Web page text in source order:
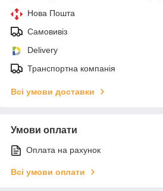
Нова Пошта
Самовивіз
Delivery
Транспортна компанія
Всі умови доставки
Умови оплати
Оплата на рахунок
Всі умови оплати